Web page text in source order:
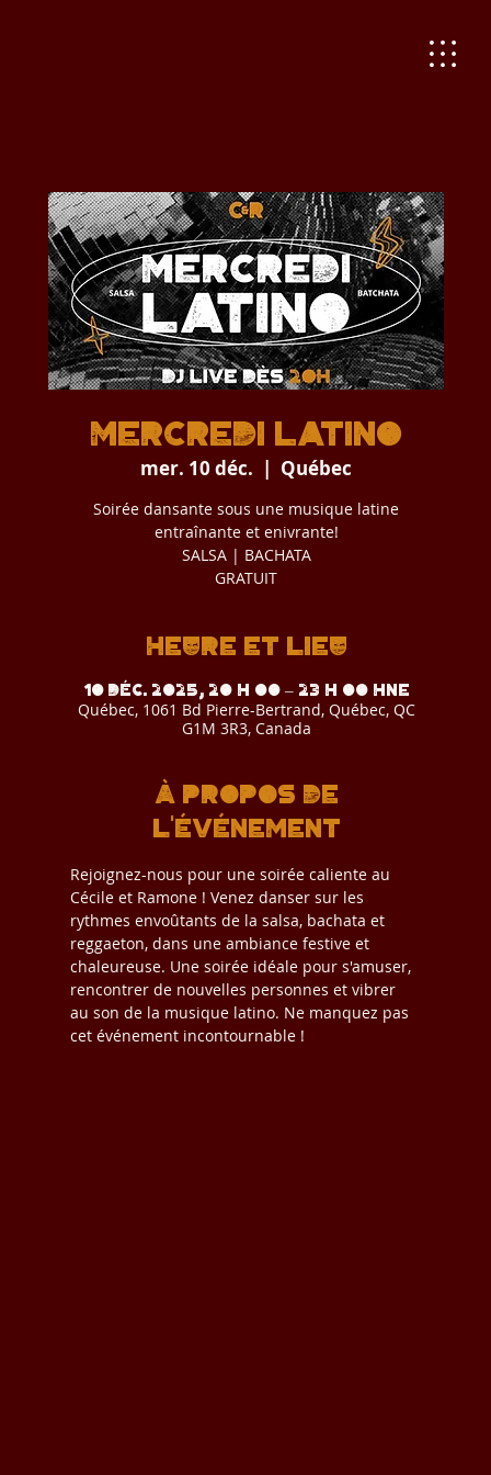
Mercredi Latino
mer. 10 déc.
  |
Québec
Soirée dansante sous une musique latine
entraînante et enivrante!
SALSA | BACHATA
GRATUIT
Heure et lieu
10 déc. 2025, 20 h 00 – 23 h 00 HNE
Québec, 1061 Bd Pierre-Bertrand, Québec, QC
G1M 3R3, Canada
À propos de
l'événement
Rejoignez-nous pour une soirée caliente au
Cécile et Ramone ! Venez danser sur les
rythmes envoûtants de la salsa, bachata et
reggaeton, dans une ambiance festive et
chaleureuse. Une soirée idéale pour s'amuser,
rencontrer de nouvelles personnes et vibrer
au son de la musique latino. Ne manquez pas
cet événement incontournable !